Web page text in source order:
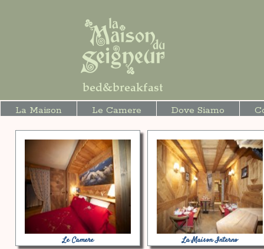
La Maison Le Camere Dove Siamo
Le Camere La Maison Interno